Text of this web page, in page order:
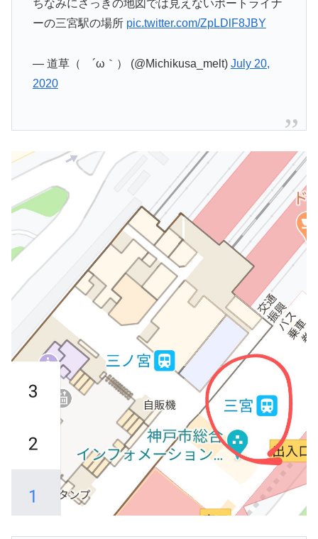
ちなみにさっきの地図では見えないポートライナ
ーの三宮駅の場所 pic.twitter.com/ZpLDlF8JBY
— 道草（ ´ω｀） (@Michikusa_melt) July 20,
2020